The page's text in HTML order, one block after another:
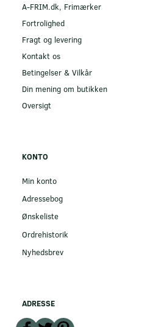
A-FRIM.dk, Frimærker
Fortrolighed
Fragt og levering
Kontakt os
Betingelser & Vilkår
Din mening om butikken
Oversigt
KONTO
Min konto
Adressebog
Ønskeliste
Ordrehistorik
Nyhedsbrev
ADRESSE